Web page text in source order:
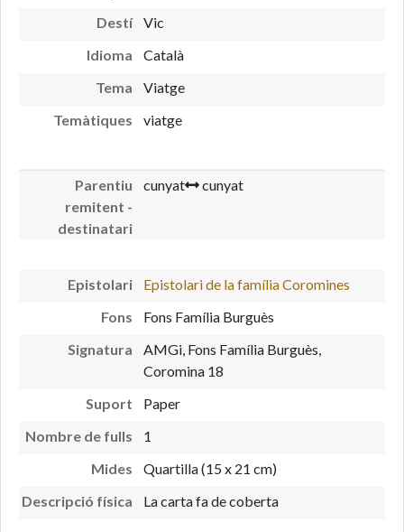
Destí
Vic
Idioma
Català
Tema
Viatge
Temàtiques
viatge
Parentiu
remitent -
destinatari
cunyat cunyat
Epistolari
Epistolari de la família Coromines
Fons
Fons Família Burguès
Signatura
AMGi, Fons Família Burguès,
Coromina 18
Suport
Paper
Nombre de fulls
1
Mides
Quartilla (15 x 21 cm)
Descripció física
La carta fa de coberta